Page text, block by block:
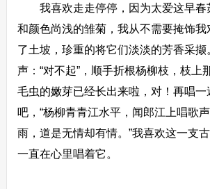
我喜欢走走停停，因为太爱这早春
和颜色尚浅的雏菊，我从不需要掩饰
了土坡，珍重的将它们淡淡的芳香采撷
声：“对不起”，顺手折根杨柳枝，枝上
毛虫的嫩芽已经长出来啦，对！再唱一
吧，“杨柳青青江水平，闻郎江上唱歌
雨，道是无情却有情。”我喜欢这一支
一直在心里唱着它。